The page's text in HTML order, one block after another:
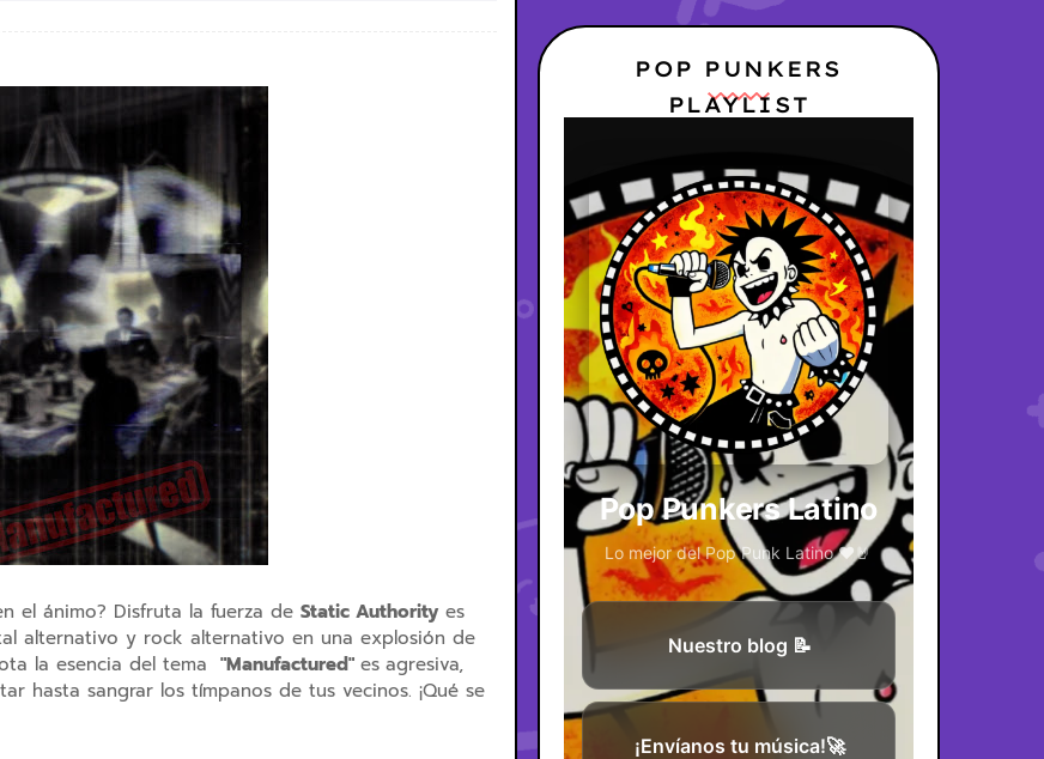
el ánimo? Disfruta la fuerza de Static Authority es
alternativo y rock alternativo en una explosión de
la esencia del tema "Manufactured" es agresiva,
hasta sangrar los tímpanos de tus vecinos. ¡Qué se
POP PUNKERS
PLAYLIST